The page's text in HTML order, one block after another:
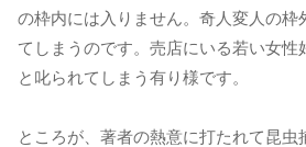
の枠内には入りません。奇人変人の枠
てしまうのです。売店にいる若い女性
と叱られてしまう有り様です。
ところが、著者の熱意に打たれて昆虫